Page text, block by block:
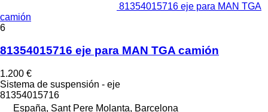
81354015716 eje para MAN TGA
camión
6
81354015716 eje para MAN TGA camión
1.200 €
Sistema de suspensión - eje
81354015716
España, Sant Pere Molanta, Barcelona